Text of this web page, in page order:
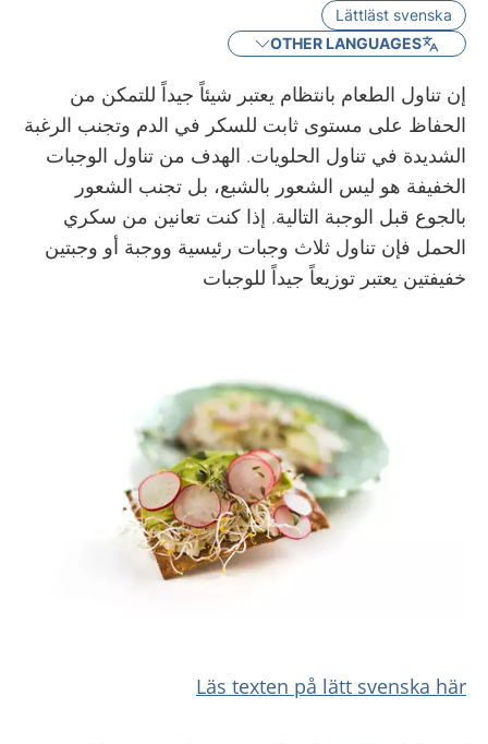
Lättläst svenska
OTHER LANGUAGES
إن تناول الطعام بانتظام يعتبر شيئاً جيداً للتمكن من
الحفاظ على مستوى ثابت للسكر في الدم وتجنب الرغبة
الشديدة في تناول الحلويات. الهدف من تناول الوجبات
الخفيفة هو ليس الشعور بالشبع، بل تجنب الشعور
بالجوع قبل الوجبة التالية. إذا كنت تعانين من سكري
الحمل فإن تناول ثلاث وجبات رئيسية ووجبة أو وجبتين
خفيفتين يعتبر توزيعاً جيداً للوجبات
Läs texten på lätt svenska här